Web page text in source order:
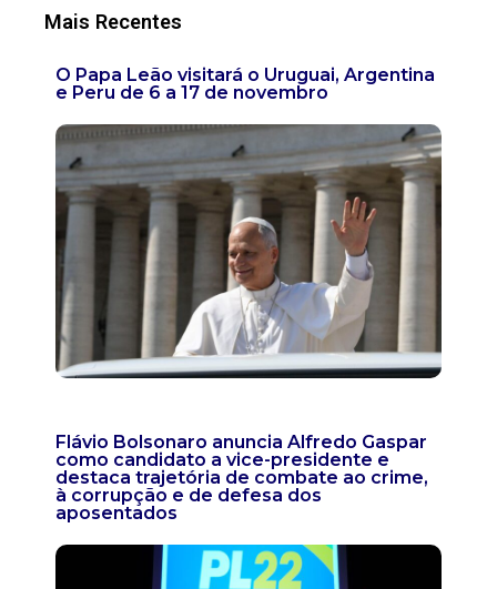
Mais Recentes
O Papa Leão visitará o Uruguai, Argentina
e Peru de 6 a 17 de novembro
Flávio Bolsonaro anuncia Alfredo Gaspar
como candidato a vice-presidente e
destaca trajetória de combate ao crime,
à corrupção e de defesa dos
aposentados